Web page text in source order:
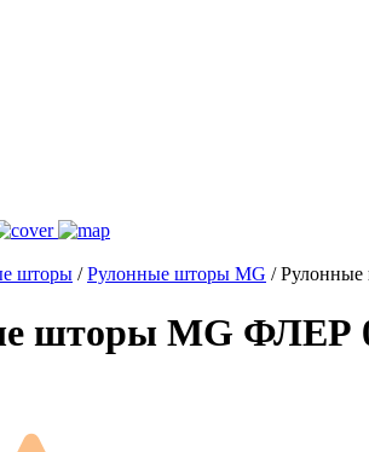
шторы / Рулонные шторы MG /
шторы MG ФЛЕР